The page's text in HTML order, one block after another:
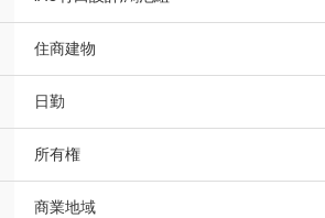
住商建物
日勤
所有権
商業地域